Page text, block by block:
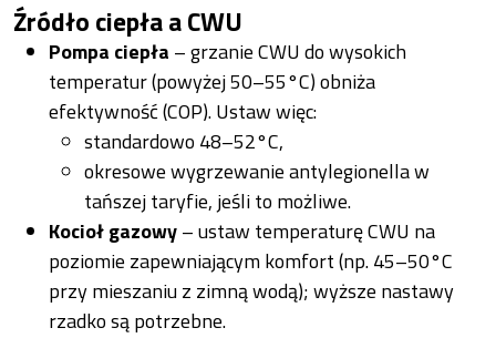
Źródło ciepła a CWU
Pompa ciepła – grzanie CWU do wysokich
temperatur (powyżej 50–55°C) obniża
efektywność (COP). Ustaw więc:
standardowo 48–52°C,
okresowe wygrzewanie antylegionella w
tańszej taryfie, jeśli to możliwe.
Kocioł gazowy– ustaw temperaturę CWU na
poziomie zapewniającym komfort (np. 45–50°C
przy mieszaniu z zimną wodą); wyższe nastawy
rzadko są potrzebne.